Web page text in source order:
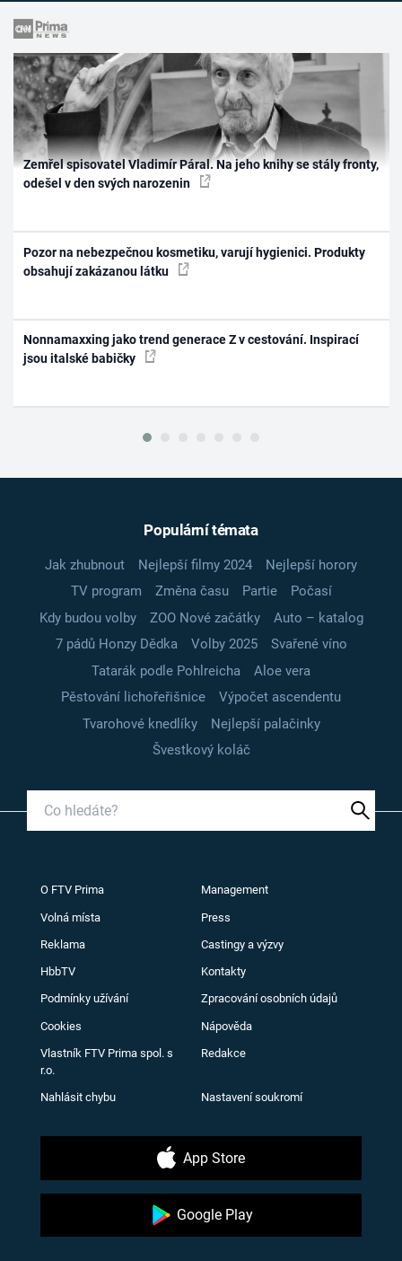
Zemřel spisovatel Vladimír Páral. Na jeho knihy se stály fronty,
odešel v den svých narozenin
Pozor na nebezpečnou kosmetiku, varují hygienici. Produkty
obsahují zakázanou látku
Nonnamaxxing jako trend generace Z v cestování. Inspirací
jsou italské babičky
Populární témata
Jak zhubnout Nejlepší filmy 2024
Nejlepší horory
TV program
Změna času Partie
Počasí
Kdy budou volby
ZOO Nové začátky
Auto – katalog
7 pádů Honzy Dědka
Volby 2025
Svařené víno
Tatarák podle Pohlreicha
Aloe vera
Pěstování lichořeřišnice
Výpočet ascendentu
Tvarohové knedlíky
Nejlepší palačinky
Švestkový koláč
O FTV Prima Management
Volná místa Press
Reklama Castingy a výzvy
HbbTV Kontakty
Podmínky užívání Zpracování osobních údajů
Cookies Nápověda
Vlastník FTV Prima spol. s
r.o.
Redakce
Nahlásit chybu Nastavení soukromí
App Store
Google Play